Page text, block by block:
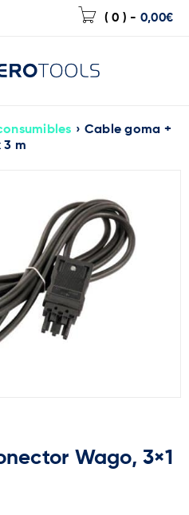
( 0 ) - 0,00€
› Cable goma +
3 m
Wago, 3×1